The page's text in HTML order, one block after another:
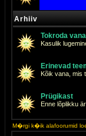
Arhiiv
Tokroda
Kasulik
Erinevad
Kõik vana, mis
Prügikast
Enne lõplikku
M�rgi k�ik alafoorumid